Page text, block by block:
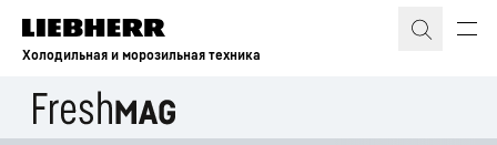
Холодильная и морозильная техника